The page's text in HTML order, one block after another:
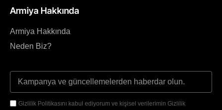
Armiya Hakkında
Armiya Hakkında
Neden Biz?
Gizlilik Politikasını kabul ediyorum ve kişisel verilerimin Gizlilik